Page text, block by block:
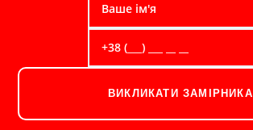
ВИКЛИКАТИ ЗАМІРНИКА